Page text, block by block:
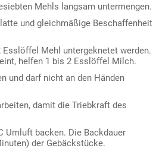
Mehls langsam untermengen.
und gleichmäßige Beschaffenheit
Mehl untergeknetet werden.
helfen 1 bis 2 Esslöffel Milch.
und darf nicht an den Händen
damit die Triebkraft des
Umluft backen. Die Backdauer
der Gebäckstücke.